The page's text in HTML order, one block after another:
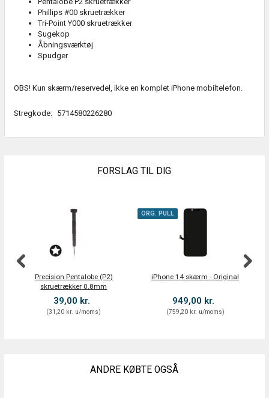
Phillips #00 skruetrækker
Tri-Point Y000 skruetrækker
Sugekop
Åbningsværktøj
Spudger
OBS! Kun skærm/reservedel, ikke en komplet iPhone mobiltelefon.
Stregkode: 5714580226280
FORSLAG TIL DIG
Precision Pentalobe (P2)
skruetrækker 0.8mm
39,00 kr.
(31,20 kr. u/moms)
ORG. PULL
iPhone 14 skærm - Original
949,00 kr.
(759,20 kr. u/moms)
ANDRE KØBTE OGSÅ